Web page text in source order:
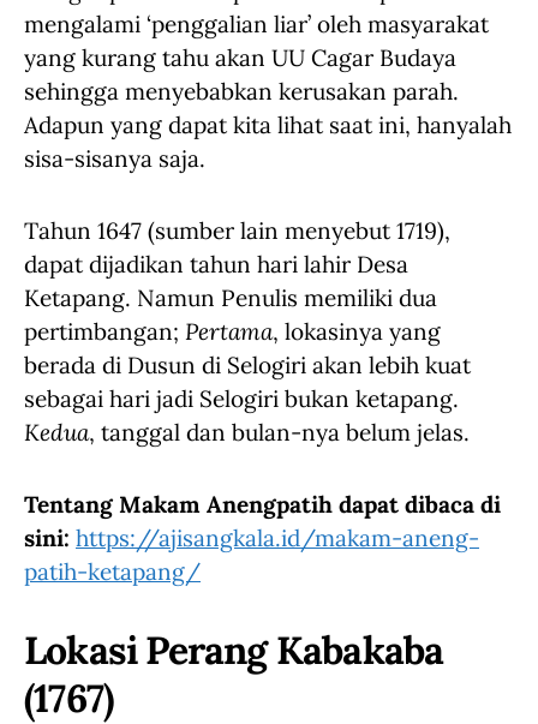
mengalami ‘penggalian liar’ oleh masyarakat
yang kurang tahu akan UU Cagar Budaya
sehingga menyebabkan kerusakan parah.
Adapun yang dapat kita lihat saat ini, hanyalah
sisa-sisanya saja.
Tahun 1647 (sumber lain menyebut 1719),
dapat dijadikan tahun hari lahir Desa
Ketapang. Namun Penulis memiliki dua
pertimbangan; Pertama, lokasinya yang
berada di Dusun di Selogiri akan lebih kuat
sebagai hari jadi Selogiri bukan ketapang.
Kedua, tanggal dan bulan-nya belum jelas.
Tentang Makam Anengpatih dapat dibaca di
sini: https://ajisangkala.id/makam-aneng-
patih-ketapang/
Lokasi Perang Kabakaba
(1767)